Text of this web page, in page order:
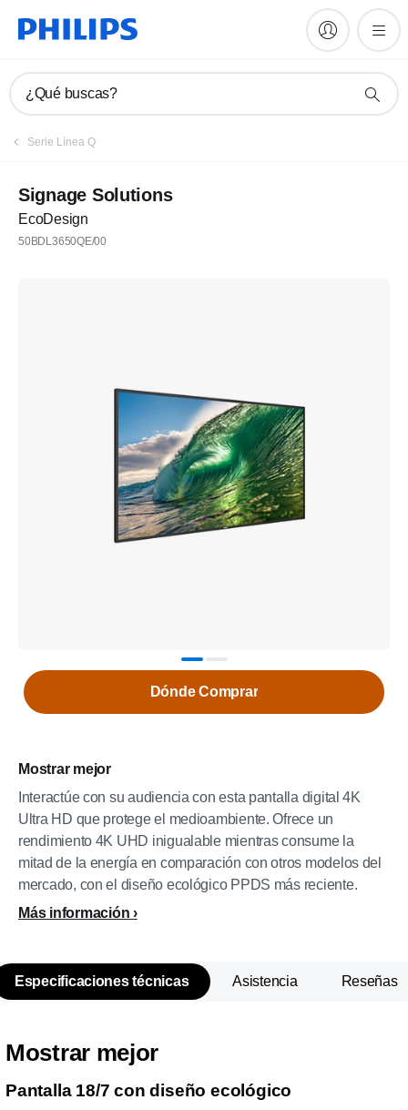
¿Qué buscas?
Serie Línea Q
Signage Solutions
EcoDesign
50BDL3650QE/00
Mostrar mejor
Interactúe con su audiencia con esta pantalla digital 4K
Ultra HD que protege el medioambiente. Ofrece un
rendimiento 4K UHD inigualable mientras consume la
mitad de la energía en comparación con otros modelos del
mercado, con el diseño ecológico PPDS más reciente.
Más información
Dónde Comprar
Especificaciones técnicas Asistencia Reseñas
Mostrar mejor
Pantalla 18/7 con diseño ecológico